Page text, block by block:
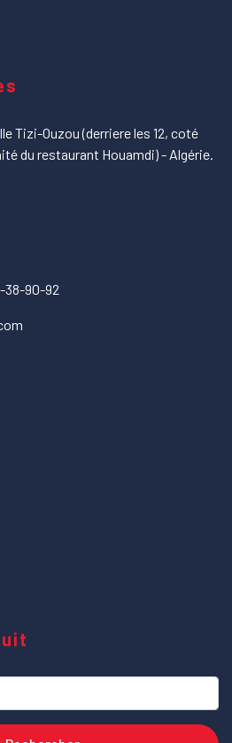
Tizi-Ouzou (derriere les 12, coté
du restaurant Houamdi) - Algérie.
38-90-92